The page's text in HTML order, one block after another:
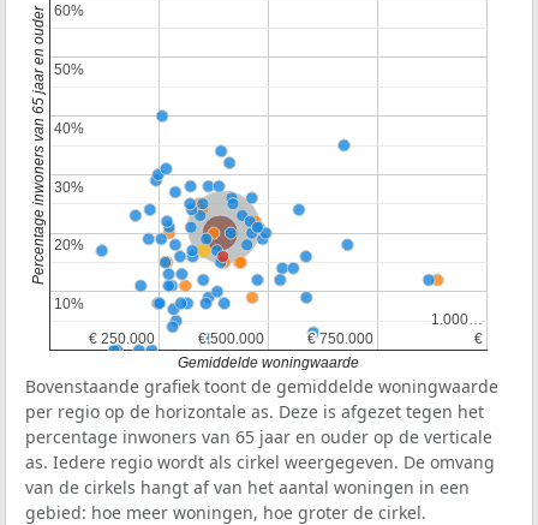
Nederland
Provincie Zuid-Holland
€ 250.000
€ 250.000 € 500.000
€ 500.000 € 750.000
€ 750.000 €
€
1.000…
1.000…
10%
10%
20%
20%
30%
30%
40%
40%
50%
50%
60%
60%
Gemiddelde woningwaarde
Percentage inwoners van 65 jaar en ouder
Bovenstaande grafiek toont de gemiddelde woningwaarde
per regio op de horizontale as. Deze is afgezet tegen het
percentage inwoners van 65 jaar en ouder op de verticale
as. Iedere regio wordt als cirkel weergegeven. De omvang
van de cirkels hangt af van het aantal woningen in een
gebied: hoe meer woningen, hoe groter de cirkel.